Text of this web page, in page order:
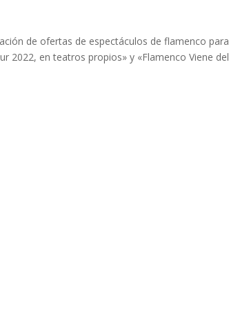
de ofertas de espectáculos de flamenco para
2022, en teatros propios» y «Flamenco Viene del